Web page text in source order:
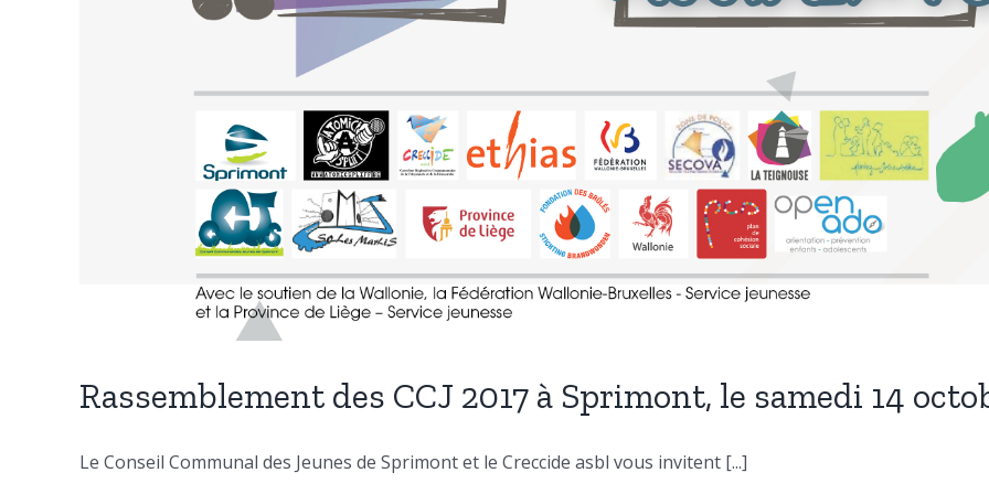
Rassemblement des CCJ 2017 à Sprimont, le samedi 14
Le Conseil Communal des Jeunes de Sprimont et le Creccide asbl vous invitent [...]